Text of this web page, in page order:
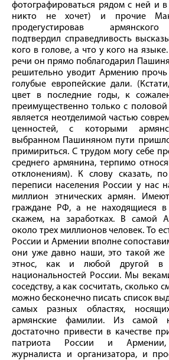
фотографироваться рядом с ней и в
никто не хочет) и прочие
продегустировав армянского
подтвердил справедливость
кого в голове, а что у кого на
речи он прямо поблагодарил
решительно уводит Армению
голубые европейские дали.
цвет в последние годы, к
преимущественно только с половой
является неотделимой частью
ценностей, с которыми
выбранном Пашиняном пути
примириться. С трудом могу себе
среднего армянина, терпимо
отклонениям). К слову сказать,
переписи населения России у нас
миллион этнических армян.
граждане РФ, а не находящиеся в
скажем, на заработках. В самой
около трех миллионов человек. То
России и Армении вполне
они уже давно наши, это такой же
этнос, как и любой другой в
национальностей России. Мы
соседству, а как сосчитать, сколько
можно бесконечно писать список
самых разных областях,
армянские фамилии. Из самой
достаточно привести в качестве
патриота России и Армении,
журналиста и организатора, и